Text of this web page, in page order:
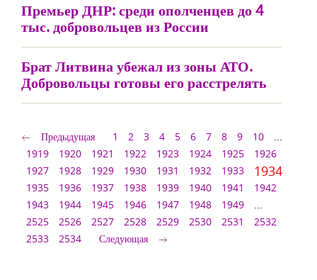
Премьер ДНР: среди ополченцев до 4
тыс. добровольцев из России
Брат Литвина убежал из зоны АТО.
Добровольцы готовы его расстрелять
Предыдущая 1 2 3 4 5 6 7 8 9 10
...
1919
1920 1921 1922 1923 1924 1925
1926
1927
1928 1929 1930 1931 1932 1933 1934
1935 1936 1937 1938 1939 1940 1941
1942
1943
1944 1945 1946 1947 1948 1949
...
2525
2526 2527 2528 2529 2530 2531
2532
2533
2534 Следующая